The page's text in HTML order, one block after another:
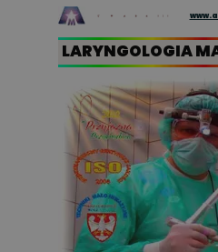
LARYNGOLOGIA